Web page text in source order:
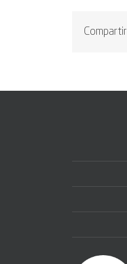
Compartir